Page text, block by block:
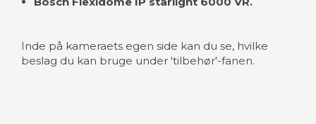
Inde på kameraets egen side kan du se, hvilke
beslag du kan bruge under 'tilbehør'-fanen.